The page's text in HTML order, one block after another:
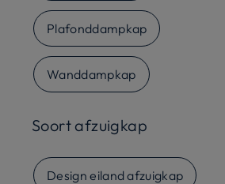
Plafonddampkap
Wanddampkap
Soort afzuigkap
Design eiland afzuigkap